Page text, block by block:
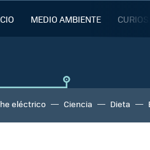
MEDIO AMBIENTE
eléctrico Ciencia Dieta